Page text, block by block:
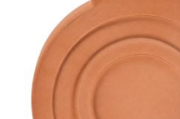
Vaze cilindirice din
O vaza cilindrica din sticla
bucatarie sau
dormitor
, in
Dupa ce ai stabilit
singura tulpina vei obtine un
textura. Apoi, nu mai trebuie